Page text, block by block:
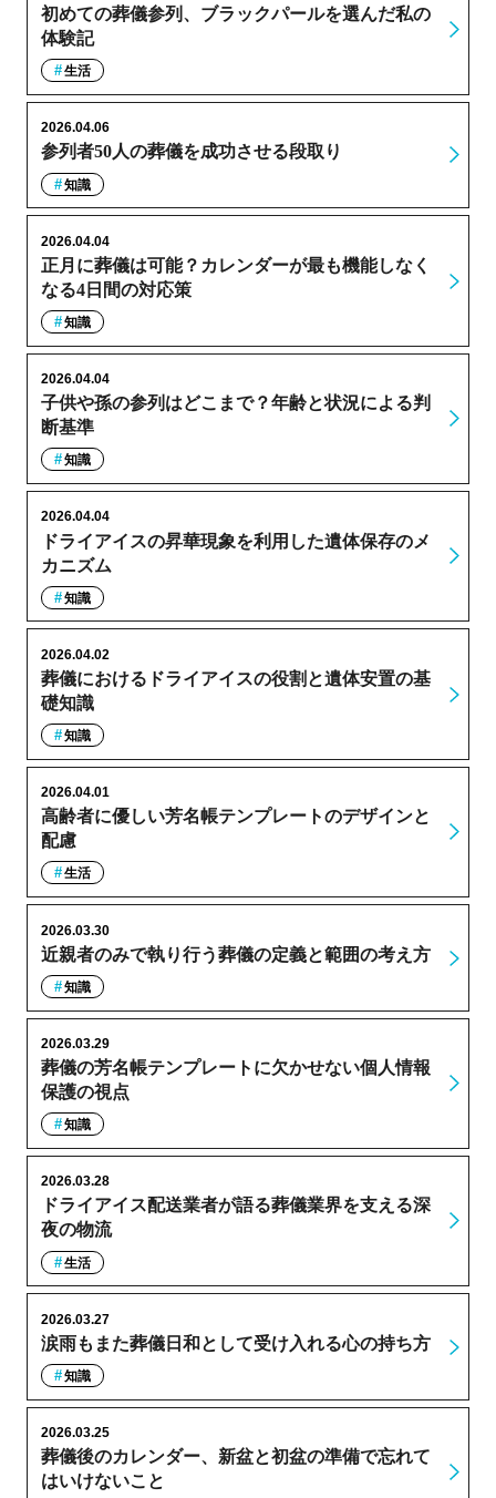
初めての葬儀参列、ブラックパールを選んだ私の
体験記
生活
参列者50人の葬儀を成功させる段取り
2026.04.06
知識
正月に葬儀は可能？カレンダーが最も機能しなく
なる4日間の対応策
2026.04.04
知識
子供や孫の参列はどこまで？年齢と状況による判
断基準
2026.04.04
知識
ドライアイスの昇華現象を利用した遺体保存のメ
カニズム
2026.04.04
知識
葬儀におけるドライアイスの役割と遺体安置の基
礎知識
2026.04.02
知識
高齢者に優しい芳名帳テンプレートのデザインと
配慮
2026.04.01
生活
近親者のみで執り行う葬儀の定義と範囲の考え方
2026.03.30
知識
葬儀の芳名帳テンプレートに欠かせない個人情報
保護の視点
2026.03.29
知識
ドライアイス配送業者が語る葬儀業界を支える深
夜の物流
2026.03.28
生活
涙雨もまた葬儀日和として受け入れる心の持ち方
2026.03.27
知識
葬儀後のカレンダー、新盆と初盆の準備で忘れて
はいけないこと
2026.03.25